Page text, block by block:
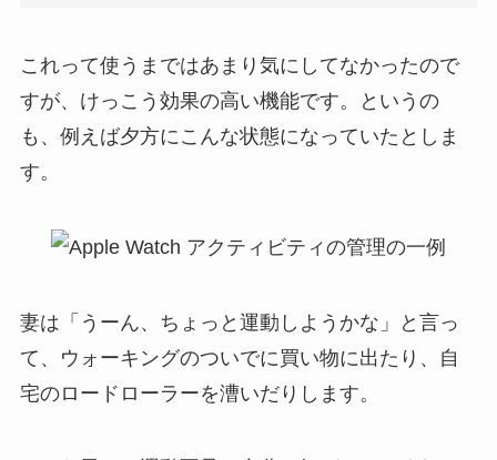
これって使うまではあまり気にしてなかったので
すが、けっこう効果の高い機能です。というの
も、例えば夕方にこんな状態になっていたとしま
す。
妻は「うーん、ちょっと運動しようかな」と言っ
て、ウォーキングのついでに買い物に出たり、自
宅のロードローラーを漕いだりします。